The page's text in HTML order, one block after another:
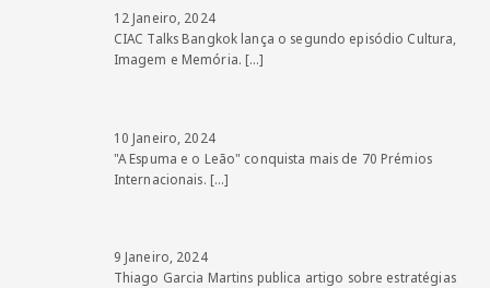
12 Janeiro, 2024
CIAC Talks Bangkok lança o segundo episódio Cultura,
Imagem e Memória. […]
10 Janeiro, 2024
"A Espuma e o Leão" conquista mais de 70 Prémios
Internacionais. […]
9 Janeiro, 2024
Thiago Garcia Martins publica artigo sobre estratégias